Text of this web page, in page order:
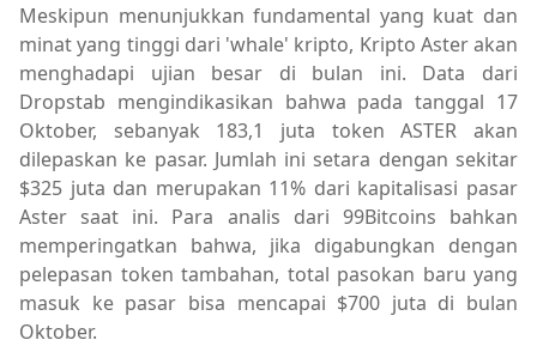
Meskipun menunjukkan fundamental yang kuat dan
minat yang tinggi dari 'whale' kripto, Kripto Aster akan
menghadapi ujian besar di bulan ini. Data dari
Dropstab mengindikasikan bahwa pada tanggal 17
Oktober, sebanyak 183,1 juta token ASTER akan
dilepaskan ke pasar. Jumlah ini setara dengan sekitar
$325 juta dan merupakan 11% dari kapitalisasi pasar
Aster saat ini. Para analis dari 99Bitcoins bahkan
memperingatkan bahwa, jika digabungkan dengan
pelepasan token tambahan, total pasokan baru yang
masuk ke pasar bisa mencapai $700 juta di bulan
Oktober.